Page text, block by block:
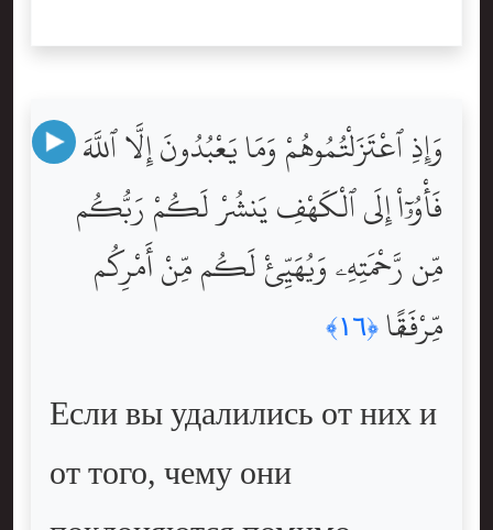
وَإِذِ ٱعْتَزَلْتُمُوهُمْ وَمَا يَعْبُدُونَ إِلَّا ٱللَّهَ
فَأْوُۥٓاْ إِلَى ٱلْكَهْفِ يَنشُرْ لَكُمْ رَبُّكُم
مِّن رَّحْمَتِهِۦ وَيُهَيِّئْ لَكُم مِّنْ أَمْرِكُم
مِّرْفَقًۭا ﴿١٦﴾
Если вы удалились от них и
от того, чему они